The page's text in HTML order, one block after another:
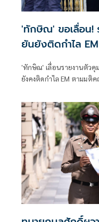
'ทักษิณ' ขอเลื่อน!
ยันยังติดกำไล EM
'ทักษิณ' เลื่อนรายงานตัวคุม
ยังคงติดกำไล EM ตามมติ